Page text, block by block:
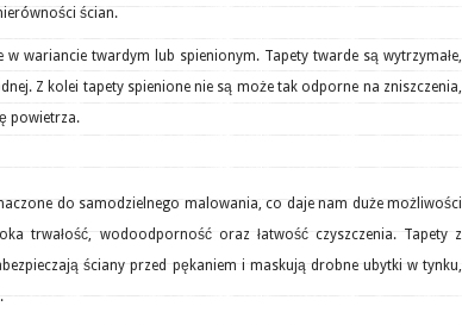
ścian.
w wariancie twardym lub spienionym. Tapety twarde są wytrzymałe,
Z kolei tapety spienione nie są może tak odporne na zniszczenia,
powietrza.
do samodzielnego malowania, co daje nam duże możliwości
trwałość, wodoodporność oraz łatwość czyszczenia. Tapety z
ściany przed pękaniem i maskują drobne ubytki w tynku,